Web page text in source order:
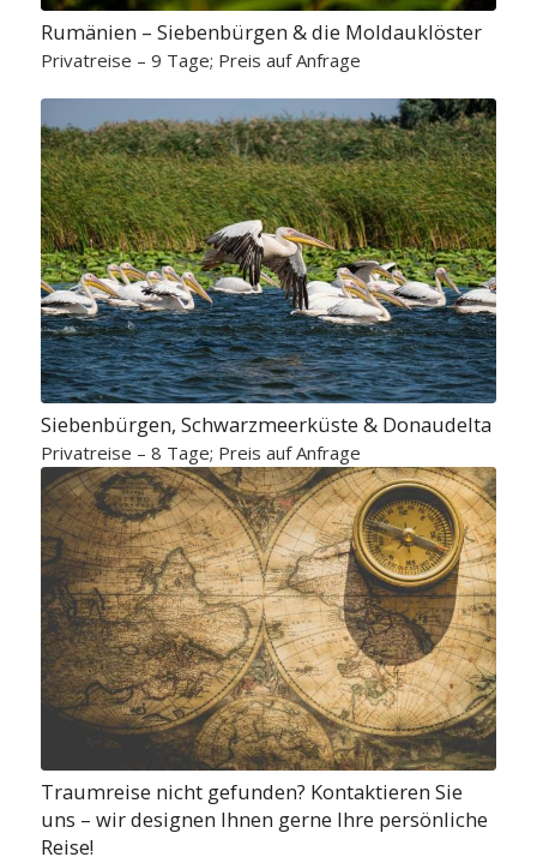
Rumänien – Siebenbürgen & die Moldauklöster
Privatreise – 9 Tage; Preis auf Anfrage
Siebenbürgen, Schwarzmeerküste & Donaudelta
Privatreise – 8 Tage; Preis auf Anfrage
Traumreise nicht gefunden? Kontaktieren Sie
uns – wir designen Ihnen gerne Ihre persönliche
Reise!